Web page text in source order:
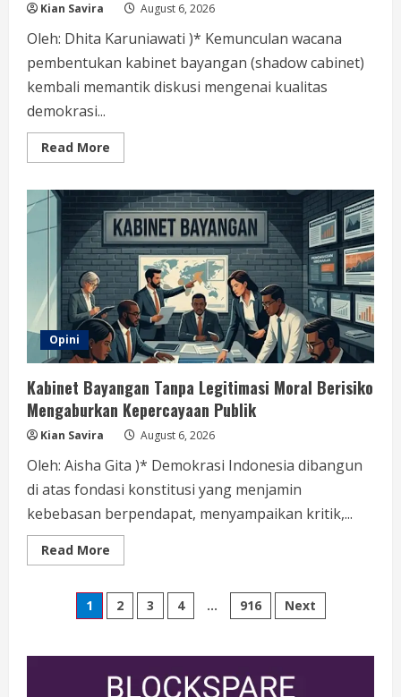
Kian Savira August 6, 2026
Oleh: Dhita Karuniawati )* Kemunculan wacana
pembentukan kabinet bayangan (shadow cabinet)
kembali memantik diskusi mengenai kualitas
demokrasi...
Read More
more
Kabinet
Bayangan:
Ketidakjelasan
Legitimasi
Moral
dan
Representasi
Opini
Kabinet Bayangan Tanpa Legitimasi Moral Berisiko
Mengaburkan Kepercayaan Publik
Kian Savira August 6, 2026
Oleh: Aisha Gita )* Demokrasi Indonesia dibangun
di atas fondasi konstitusi yang menjamin
kebebasan berpendapat, menyampaikan kritik,...
Read More
more
Bayangan
Tanpa
Legitimasi
Kepercayaan
Publik
Posts
pagination
1 2 3 4 … 916 Next